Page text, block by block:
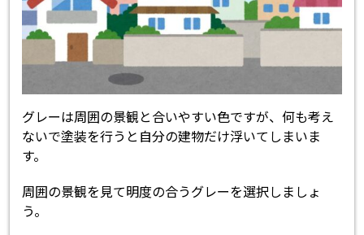
グレーは周囲の景観と合いやすい色ですが、何も考え
ないで塗装を行うと自分の建物だけ浮いてしまいま
す。
周囲の景観を見て明度の合うグレーを選択しましょ
う。